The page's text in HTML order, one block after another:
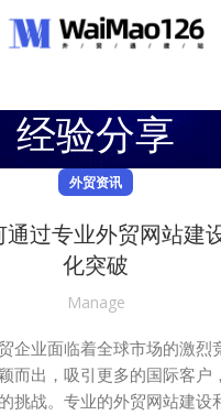
经验分享
外贸资讯
过专业外贸网站建
化突破
Manage
企业面临着全球市场的激烈
而出，吸引更多的国际客户
挑战。专业的外贸网站建设